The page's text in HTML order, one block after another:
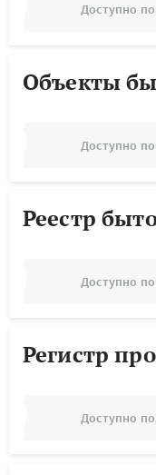
Доступно
Объекты
Доступно
Реестр
Доступно
Регистр
Доступно